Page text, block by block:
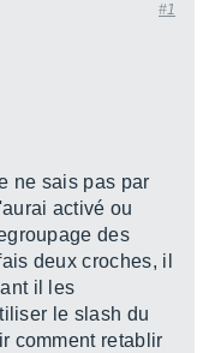
#1
ne sais pas par
activé ou
des
deux croches, il
il les
le slash du
comment retablir